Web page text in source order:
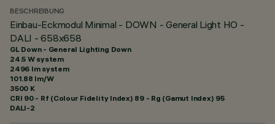
BESCHREIBUNG
Einbau-Eckmodul Minimal - DOWN - General Light HO -
DALI - 658x658
GL Down - General Lighting Down
24.5 W system
2496 lm system
101.88 lm/W
3500 K
CRI 90- Rf (Colour Fidelity Index) 89 - Rg (Gamut Index) 95
DALI-2